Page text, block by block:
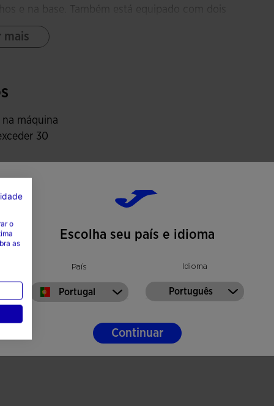
e na base. Também está equipado com dois
pequenos objetos de forma segura.
que brilha no escuro no puxador do fecho
mais
na máquina
30
lixívia
à máquina
à
máxima
a seco
Escolha seu país e idioma
País
Portugal
Idioma
Português
Continuar
o
as